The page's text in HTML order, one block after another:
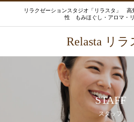
リラクゼーションスタジオ「リラスタ」 高
性 もみほぐし・アロマ・
Relasta リラ
STAFF
スタッフ